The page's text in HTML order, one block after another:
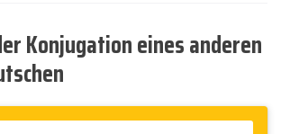
Konjugation eines anderen